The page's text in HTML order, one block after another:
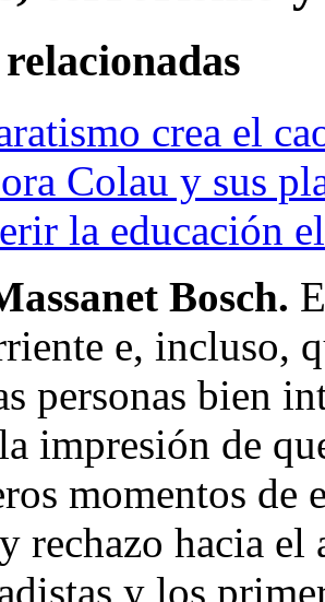
crea el
Colau y sus
la educación
Bosch.
e, incluso,
personas bien
impresión de
momentos de
rechazo hacia
y los